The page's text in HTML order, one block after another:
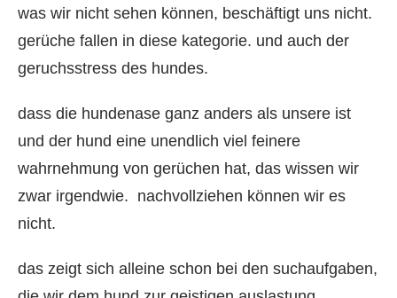
was wir nicht sehen können, beschäftigt uns nicht.
gerüche fallen in diese kategorie. und auch der
geruchsstress des hundes.
dass die hundenase ganz anders als unsere ist
und der hund eine unendlich viel feinere
wahrnehmung von gerüchen hat, das wissen wir
zwar irgendwie. nachvollziehen können wir es
nicht.
das zeigt sich alleine schon bei den suchaufgaben,